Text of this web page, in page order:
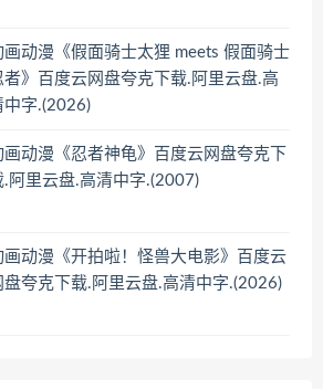
画动漫《假面骑士太狸 meets 假面骑士
者》百度云网盘夸克下载.阿里云盘.高
中字.(2026)
画动漫《忍者神龟》百度云网盘夸克下
.阿里云盘.高清中字.(2007)
画动漫《开拍啦！怪兽大电影》百度云
盘夸克下载.阿里云盘.高清中字.(2026)